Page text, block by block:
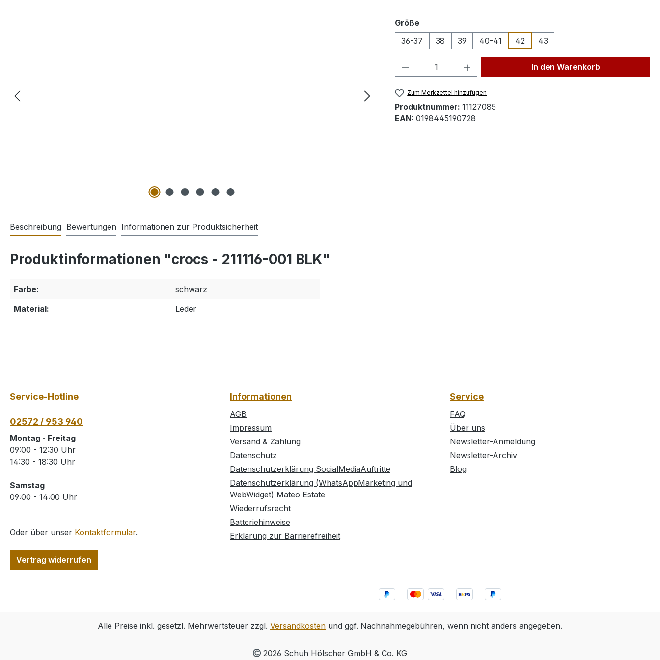
Größeauswählen
36-37
38 39 40-41 42 43
Produkt Anzahl: Gib den gewünschten Wert
In den Warenkorb
Zum Merkzettel hinzufügen
Produktnummer: 11127085
EAN: 0198445190728
Beschreibung Bewertungen Informationen zur Produktsicherheit
Produktinformationen "crocs - 211116-001 BLK"
Farbe:
schwarz
Material:
Leder
Service-Hotline
02572 / 953 940
Montag - Freitag
09:00 - 12:30 Uhr
14:30 - 18:30 Uhr
Samstag
09:00 - 14:00 Uhr
Oder über unser Kontaktformular.
Vertrag widerrufen
Informationen
AGB
Impressum
Versand & Zahlung
Datenschutz
Datenschutzerklärung SocialMediaAuftritte
Datenschutzerklärung (WhatsAppMarketing und
WebWidget) Mateo Estate
Wiederrufsrecht
Batteriehinweise
Erklärung zur Barrierefreiheit
Service
FAQ
Über uns
Newsletter-Anmeldung
Newsletter-Archiv
Blog
Alle Preise inkl. gesetzl. Mehrwertsteuer zzgl. Versandkosten und ggf. Nachnahmegebühren, wenn nicht anders angegeben.
2026 Schuh Hölscher GmbH & Co. KG